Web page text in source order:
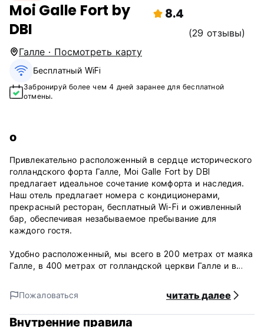
Moi Galle Fort by
DBI
8.4
(29 отзывы)
Галле · Посмотреть карту
Бесплатный WiFi
Забронируй более чем 4 дней заранее для бесплатной
отмены.
о
Привлекательно расположенный в сердце исторического
голландского форта Галле, Moi Galle Fort by DBI
предлагает идеальное сочетание комфорта и наследия.
Наш отель предлагает номера с кондиционерами,
прекрасный ресторан, бесплатный Wi-Fi и оживленный
бар, обеспечивая незабываемое пребывание для
каждого гостя.
Удобно расположенный, мы всего в 200 метрах от маяка
Галле, в 400 метрах от голландской церкви Галле и в
Галле. Мы предоставляем трансфер из аэропорта и
услугу аренды велосипедов, чтобы гости могли с
легкостью исследовать очаровательные окрестности.
Пожаловаться читать далее
Внутренние правила